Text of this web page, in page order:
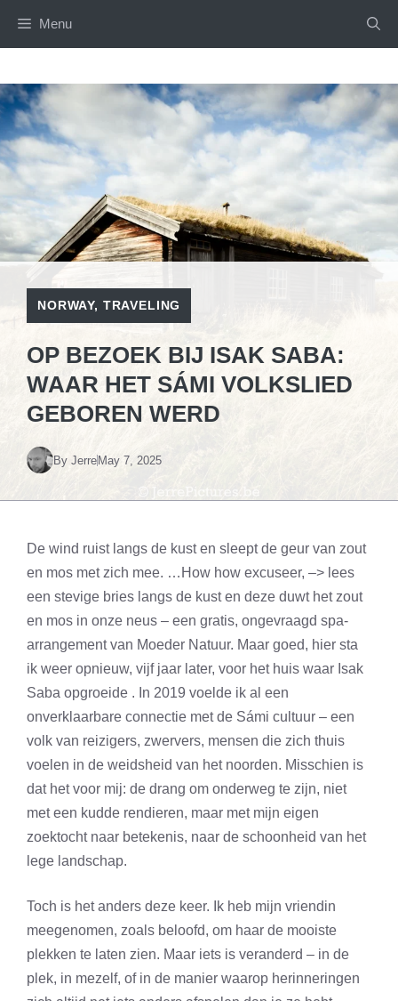
Menu
NORWAY, TRAVELING
OP BEZOEK BIJ ISAK SABA:
WAAR HET SÁMI VOLKSLIED
GEBOREN WERD
By JerreMay 7, 2025
De wind ruist langs de kust en sleept de geur van zout
en mos met zich mee. …How how excuseer, –> lees
een stevige bries langs de kust en deze duwt het zout
en mos in onze neus – een gratis, ongevraagd spa-
arrangement van Moeder Natuur. Maar goed, hier sta
ik weer opnieuw, vijf jaar later, voor het huis waar Isak
Saba opgroeide . In 2019 voelde ik al een
onverklaarbare connectie met de Sámi cultuur – een
volk van reizigers, zwervers, mensen die zich thuis
voelen in de weidsheid van het noorden. Misschien is
dat het voor mij: de drang om onderweg te zijn, niet
met een kudde rendieren, maar met mijn eigen
zoektocht naar betekenis, naar de schoonheid van het
lege landschap.
Toch is het anders deze keer. Ik heb mijn vriendin
meegenomen, zoals beloofd, om haar de mooiste
plekken te laten zien. Maar iets is veranderd – in de
plek, in mezelf, of in de manier waarop herinneringen